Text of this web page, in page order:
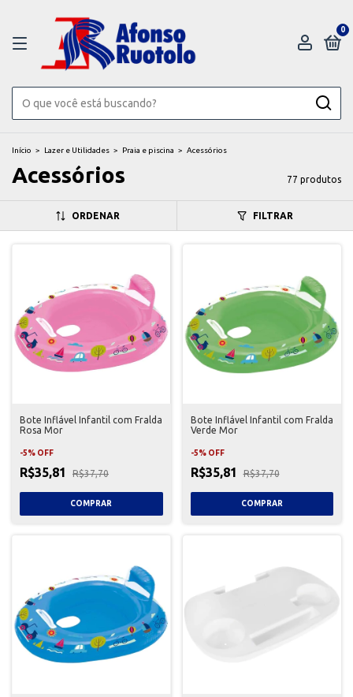
0
Início > Lazer e Utilidades > Praia e piscina > Acessórios
Acessórios 77 produtos
ORDENAR FILTRAR
Bote Inflável Infantil com Fralda
Rosa Mor
-5% OFF
R$35,81 R$37,70
Bote Inflável Infantil com Fralda
Verde Mor
-5% OFF
R$35,81 R$37,70